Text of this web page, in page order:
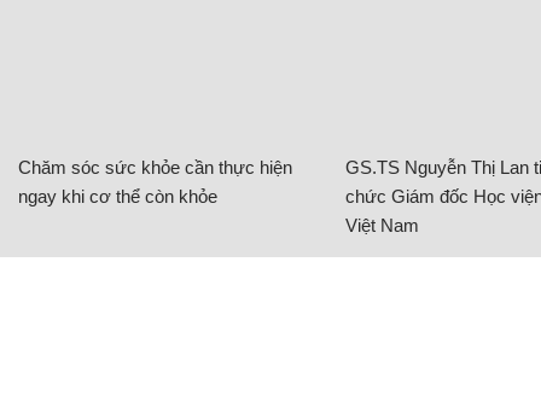
Chăm sóc sức khỏe cần thực hiện
ngay khi cơ thể còn khỏe
GS.TS Nguyễn Thị Lan
chức Giám đốc Học
Việt Nam